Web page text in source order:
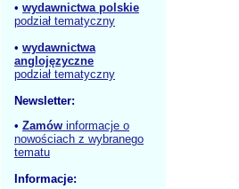
• wydawnictwa polskie
podział tematyczny
• wydawnictwa
anglojęzyczne
podział tematyczny
Newsletter:
• Zamów informacje o
nowościach z wybranego
tematu
Informacje: